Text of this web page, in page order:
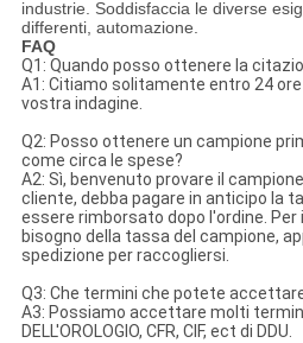
industrie. Soddisfaccia le diverse
differenti, automazione.
FAQ
Q1: Quando posso ottenere la
A1: Citiamo solitamente entro 24
vostra indagine.
Q2: Posso ottenere un campione
come circa le spese?
A2: Sì, benvenuto provare il
cliente, debba pagare in anticipo la
essere rimborsato dopo l'ordine. Per
bisogno della tassa del campione,
spedizione per raccogliersi.
Q3: Che termini che potete
A3: Possiamo accettare molti
DELL'OROLOGIO, CFR, CIF, ect di DDU.